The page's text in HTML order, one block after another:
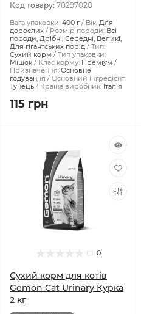
Код товару: 70297028
Вага упаковки: 400 г Вік: Для
дорослих
Розмір породи: Всі
породи, Дрібні, Середні, Великі,
Для гігантських порід
Тип:
Сухий корм
Тип упаковки:
Мішок
Клас корму: Преміум
Призначення: Основне
годування
Основний інгредієнт:
Тунець
Країна виробник: Італія
115 грн
0
Сухий корм для котів
Gemon Cat Urinary Курка
2 кг